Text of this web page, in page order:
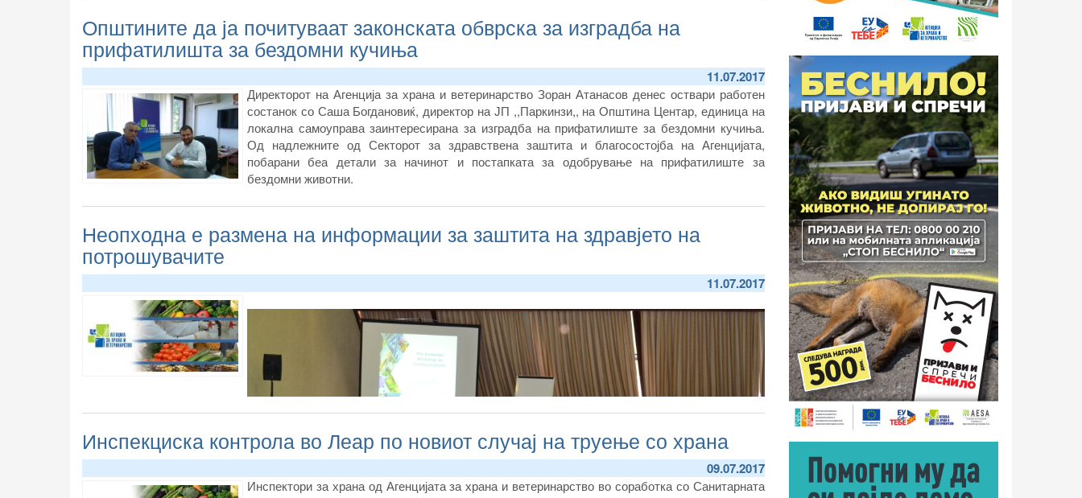
Општините да ја почитуваат законската обврска за изградба на
прифатилишта за бездомни кучиња
11.07.2017
Директорот на Агенција за храна и ветеринарство Зоран Атанасов денес оствари работен
состанок со Саша Богдановиќ, директор на ЈП ,,Паркинзи,, на Општина Центар, единица на
локална самоуправа заинтересирана за изградба на прифатилиште за бездомни кучиња.
Од надлежните од Секторот за здравствена заштита и благосостојба на Агенцијата,
побарани беа детали за начинот и постапката за одобрување на прифатилиште за
бездомни животни.
Неопходна е размена на информации за заштита на здравјето на
потрошувачите
11.07.2017
Инспекциска контрола во Леар по новиот случај на труење со храна
09.07.2017
Инспектори за храна од Агенцијата за храна и ветеринарство во соработка со Санитарната